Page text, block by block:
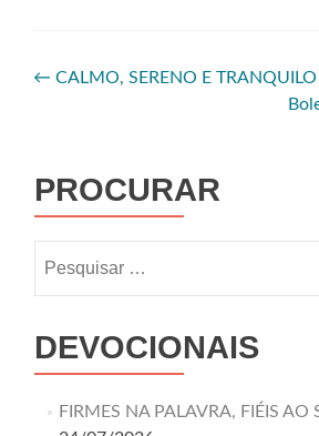
← CALMO, SERENO E TRANQUILO
PROCURAR
DEVOCIONAIS
FIRMES NA PALAVRA, FIÉIS AO